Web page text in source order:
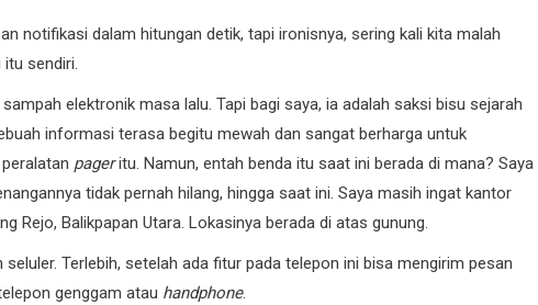
notifikasi dalam hitungan detik, tapi ironisnya, sering kali kita malah
sendiri.
elektronik masa lalu. Tapi bagi saya, ia adalah saksi bisu sejarah
informasi terasa begitu mewah dan sangat berharga untuk
pageritu. Namun, entah benda itu saat ini berada di mana? Saya
tidak pernah hilang, hingga saat ini. Saya masih ingat kantor
Rejo, Balikpapan Utara. Lokasinya berada di atas gunung.
Terlebih, setelah ada fitur pada telepon ini bisa mengirim pesan
genggam atau handphone.